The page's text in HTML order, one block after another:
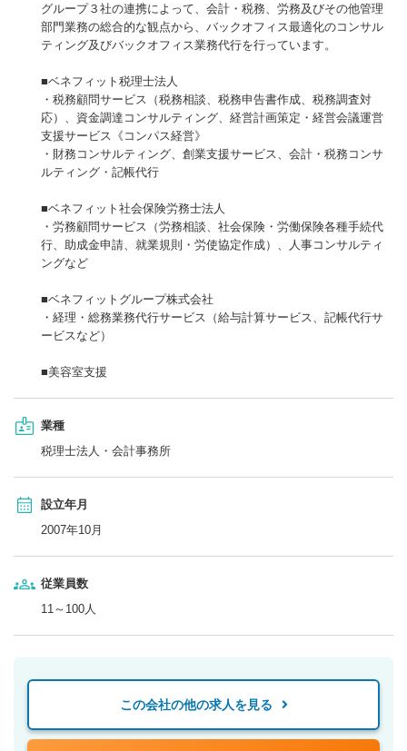
グループ３社の連携によって、会計・税務、労務及びその他管理
部門業務の総合的な観点から、バックオフィス最適化のコンサル
ティング及びバックオフィス業務代行を行っています。
■ベネフィット税理士法人
・税務顧問サービス（税務相談、税務申告書作成、税務調査対
応）、資金調達コンサルティング、経営計画策定・経営会議運営
支援サービス《コンパス経営》
・財務コンサルティング、創業支援サービス、会計・税務コンサ
ルティング・記帳代行
■ベネフィット社会保険労務士法人
・労務顧問サービス（労務相談、社会保険・労働保険各種手続代
行、助成金申請、就業規則・労使協定作成）、人事コンサルティ
ングなど
■ベネフィットグループ株式会社
・経理・総務業務代行サービス（給与計算サービス、記帳代行サ
ービスなど）
■美容室支援
業種
税理士法人・会計事務所
設立年月
2007年10月
従業員数
11～100人
この会社の他の求人を見る